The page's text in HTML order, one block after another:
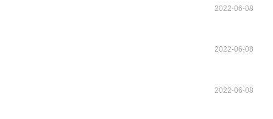
2022-06-08
2022-06-08
2022-06-08